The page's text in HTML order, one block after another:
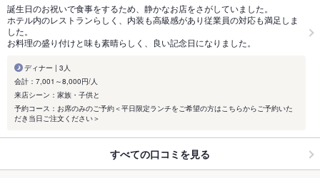
誕生日のお祝いで食事をするため、静かなお店をさがしていました。
ホテル内のレストランらしく、内装も高級感があり従業員の対応も満足しま
した。
お料理の盛り付けと味も素晴らしく、良い記念日になりました。
ディナー | 3人
会計：7,001～8,000円/人
来店シーン：家族・子供と
予約コース：お席のみのご予約＜平日限定ランチをご希望の方はこちらからご予約いた
だき当日ご注文ください＞
すべての口コミを見る